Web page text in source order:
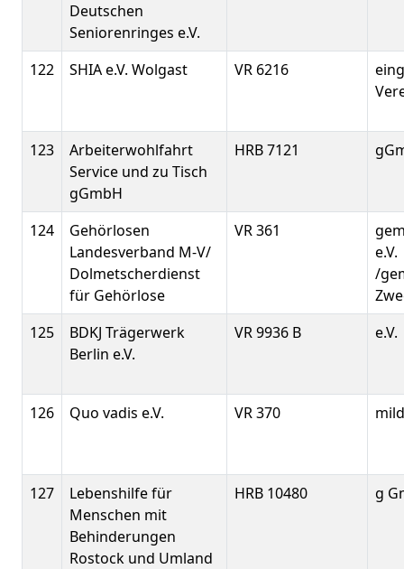
Deutschen
Seniorenringes e.V.
122 SHIA e.V. Wolgast VR 6216
123
Arbeiterwohlfahrt
Service und zu Tisch
gGmbH
HRB 7121
124
Gehörlosen
Landesverband M-V/
Dolmetscherdienst
für Gehörlose
VR 361
e.V.
/
125
BDKJ Trägerwerk
Berlin e.V.
VR 9936 B e.V.
126 Quo vadis e.V. VR 370
127
Lebenshilfe für
Menschen mit
Behinderungen
Rostock und Umland
HRB 10480 g